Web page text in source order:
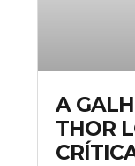
A
THOR